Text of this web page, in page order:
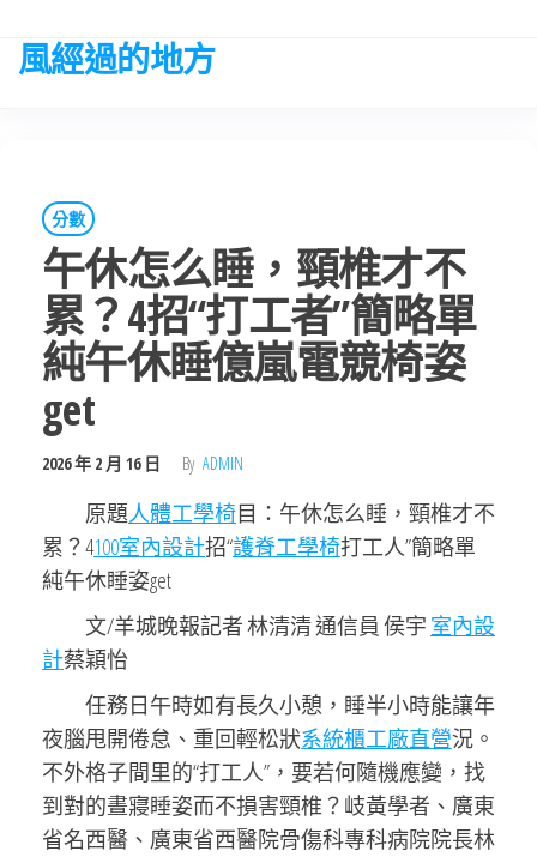
the
風經過的地方
分數
午休怎么睡，頸椎才不
累？4招“打工者”簡略單
純午休睡億嵐電競椅姿
get
2026 年 2 月 16 日 By ADMIN
原題人體工學椅目：午休怎么睡，頸椎才不
累？4100室內設計招“護脊工學椅打工人”簡略單
純午休睡姿get
文/羊城晚報記者 林清清 通信員 侯宇 室內設
計蔡穎怡
任務日午時如有長久小憩，睡半小時能讓年
夜腦甩開倦怠、重回輕松狀系統櫃工廠直營況。
不外格子間里的“打工人”，要若何隨機應變，找
到對的晝寢睡姿而不損害頸椎？岐黃學者、廣東
省名西醫、廣東省西醫院骨傷科專科病院院長林